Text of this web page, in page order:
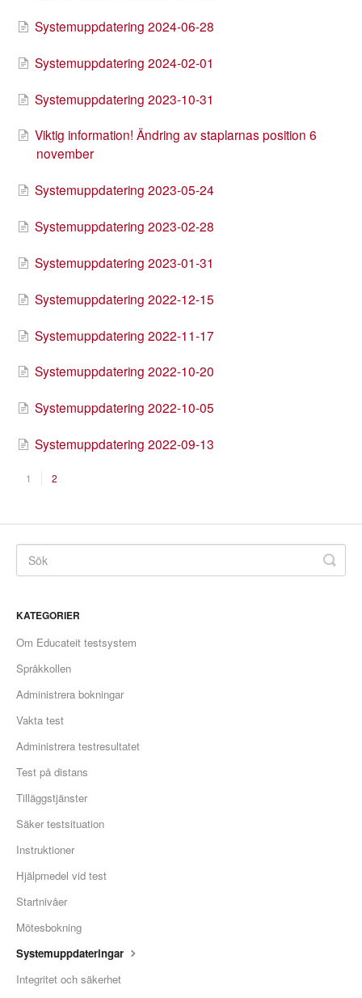
Systemuppdatering 2024-06-28
Systemuppdatering 2024-02-01
Systemuppdatering 2023-10-31
Viktig information! Ändring av staplarnas position 6
november
Systemuppdatering 2023-05-24
Systemuppdatering 2023-02-28
Systemuppdatering 2023-01-31
Systemuppdatering 2022-12-15
Systemuppdatering 2022-11-17
Systemuppdatering 2022-10-20
Systemuppdatering 2022-10-05
Systemuppdatering 2022-09-13
1 2
KATEGORIER
Om Educateit testsystem
Språkkollen
Administrera bokningar
Vakta test
Administrera testresultatet
Test på distans
Tilläggstjänster
Säker testsituation
Instruktioner
Hjälpmedel vid test
Startnivåer
Mötesbokning
Systemuppdateringar
Integritet och säkerhet